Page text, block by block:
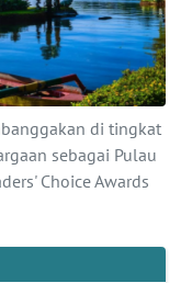
di tingkat
sebagai Pulau
Choice Awards